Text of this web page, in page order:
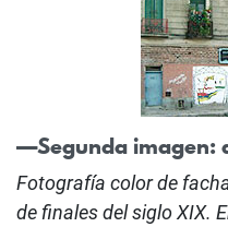
—Segunda imagen:
Fotografía color de
de finales del siglo XIX.